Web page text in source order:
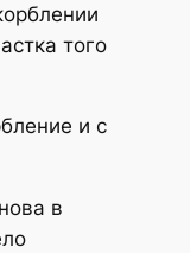
того
и с
в